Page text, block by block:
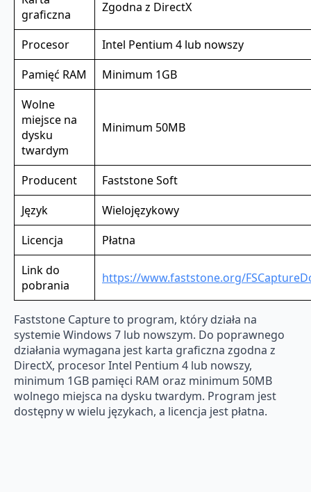
graficzna
Zgodna z DirectX
Procesor
Intel Pentium 4 lub nowszy
Pamięć RAM
Minimum 1GB
Wolne
miejsce na
dysku
twardym
Minimum 50MB
Producent
Faststone Soft
Język
Wielojęzykowy
Licencja
Płatna
Link do
pobrania
https://www.faststone.org/
Faststone Capture to program, który działa na
systemie Windows 7 lub nowszym. Do poprawnego
działania wymagana jest karta graficzna zgodna z
DirectX, procesor Intel Pentium 4 lub nowszy,
minimum 1GB pamięci RAM oraz minimum 50MB
wolnego miejsca na dysku twardym. Program jest
dostępny w wielu językach, a licencja jest płatna.